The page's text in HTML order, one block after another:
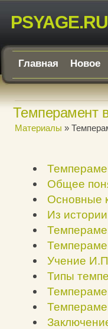
PSYAGE.RU
Главная Новое
Темперамент
Материалы »
Общее
Основные
Из
Учение
Типы